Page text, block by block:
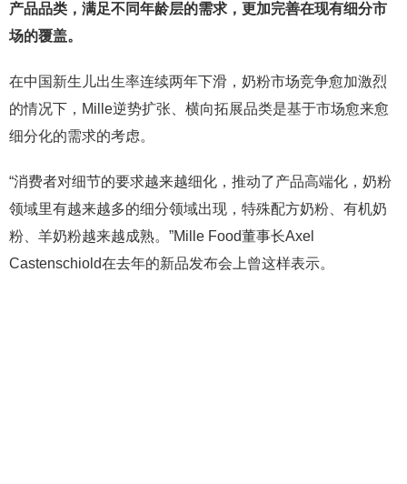
产品品类，满足不同年龄层的需求，更加完善在现有细分市
场的覆盖。
在中国新生儿出生率连续两年下滑，奶粉市场竞争愈加激烈
的情况下，Mille逆势扩张、横向拓展品类是基于市场愈来愈
细分化的需求的考虑。
“消费者对细节的要求越来越细化，推动了产品高端化，奶粉
领域里有越来越多的细分领域出现，特殊配方奶粉、有机奶
粉、羊奶粉越来越成熟。”Mille Food董事长Axel
Castenschiold在去年的新品发布会上曾这样表示。